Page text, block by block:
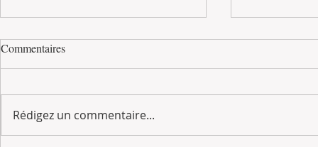
Commentaires
Rédigez un commentaire...